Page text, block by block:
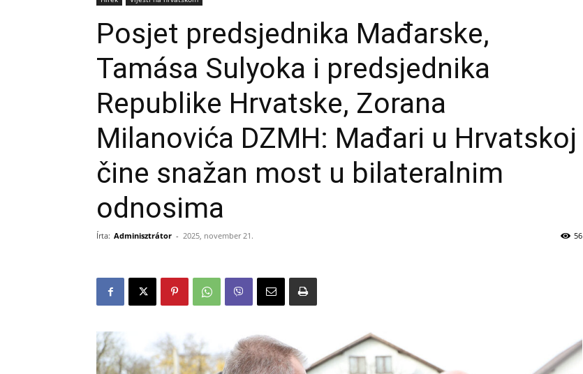
Posjet predsjednika Mađarske,
Tamása Sulyoka i predsjednika
Republike Hrvatske, Zorana
Milanovića DZMH: Mađari u Hrvatskoj
čine snažan most u bilateralnim
odnosima
Írta: Adminisztrátor - 2025, november 21. 56